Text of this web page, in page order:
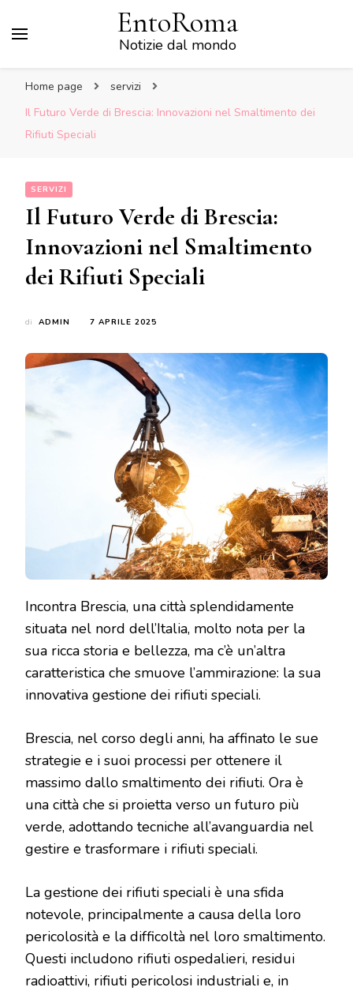
EntoRoma
Notizie dal mondo
Home page
servizi
Il Futuro Verde di Brescia: Innovazioni nel Smaltimento dei
Rifiuti Speciali
SERVIZI
Il Futuro Verde di Brescia:
Innovazioni nel Smaltimento
dei Rifiuti Speciali
di ADMIN 7 APRILE 2025
Incontra Brescia, una città splendidamente
situata nel nord dell’Italia, molto nota per la
sua ricca storia e bellezza, ma c’è un’altra
caratteristica che smuove l’ammirazione: la sua
innovativa gestione dei rifiuti speciali.
Brescia, nel corso degli anni, ha affinato le sue
strategie e i suoi processi per ottenere il
massimo dallo smaltimento dei rifiuti. Ora è
una città che si proietta verso un futuro più
verde, adottando tecniche all’avanguardia nel
gestire e trasformare i rifiuti speciali.
La gestione dei rifiuti speciali è una sfida
notevole, principalmente a causa della loro
pericolosità e la difficoltà nel loro smaltimento.
Questi includono rifiuti ospedalieri, residui
radioattivi, rifiuti pericolosi industriali e, in